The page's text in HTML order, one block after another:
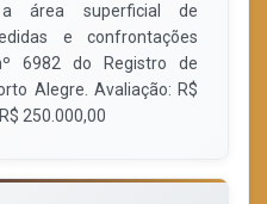
área superficial de
e confrontações
6982 do Registro de
Alegre. Avaliação: R$
250.000,00